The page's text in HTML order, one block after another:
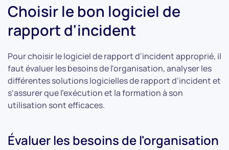
Choisir le bon logiciel de
rapport d'incident
Pour choisir le logiciel de rapport d'incident approprié, il
faut évaluer les besoins de l'organisation, analyser les
différentes solutions logicielles de rapport d'incident et
s'assurer que l'exécution et la formation à son
utilisation sont efficaces.
Évaluer les besoins de l'organisation